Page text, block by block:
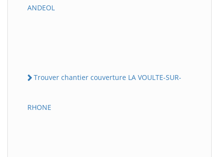
ANDEOL
Trouver chantier couverture LA VOULTE-SUR-
RHONE